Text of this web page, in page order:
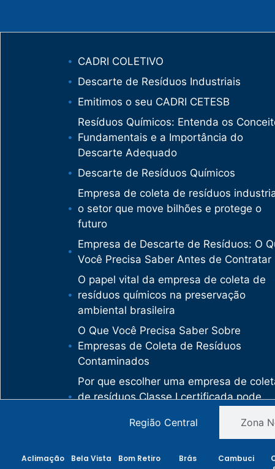
CADRI COLETIVO
Descarte de Resíduos Industriais
Emitimos o seu CADRI CETESB
Resíduos Químicos: Entenda os
Fundamentais e a Importância do
Descarte Adequado
Descarte de Resíduos Químicos
Empresa de coleta de resíduos
o setor que move bilhões e protege o
futuro
Empresa de Descarte de Resíduos: O
Você Precisa Saber Antes de Contratar
O papel vital da empresa de coleta de
resíduos químicos na preservação
ambiental brasileira
O Que Você Precisa Saber Sobre
Empresas de Coleta de Resíduos
Contaminados
Por que escolher uma empresa de
de resíduos Classe I certificada pode
Como uma empresa de descarte de
de crimes ambientais
Região Central Zona
Aclimação Bela Vista Bom Retiro Brás Cambuci